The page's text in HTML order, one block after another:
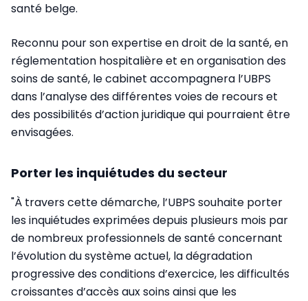
santé belge.
Reconnu pour son expertise en droit de la santé, en
réglementation hospitalière et en organisation des
soins de santé, le cabinet accompagnera l’UBPS
dans l’analyse des différentes voies de recours et
des possibilités d’action juridique qui pourraient être
envisagées.
Porter les inquiétudes du secteur
"À travers cette démarche, l’UBPS souhaite porter
les inquiétudes exprimées depuis plusieurs mois par
de nombreux professionnels de santé concernant
l’évolution du système actuel, la dégradation
progressive des conditions d’exercice, les difficultés
croissantes d’accès aux soins ainsi que les